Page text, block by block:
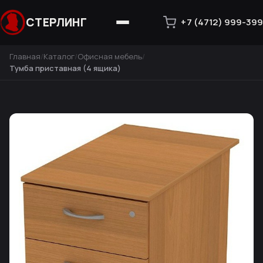
СТЕРЛИНГ +7 (4712) 999-399
Главная Каталог Офисная мебель
Тумба приставная (4 ящика)